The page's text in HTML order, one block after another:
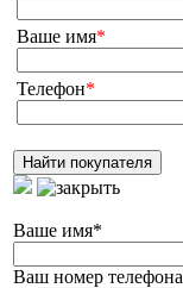
Ваше имя*
Телефон*
Ваше имя*
Ваш номер телефона